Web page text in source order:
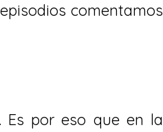
comentamos
Es por eso que en la